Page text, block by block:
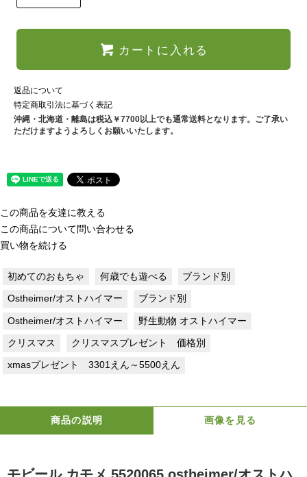
カートに入れる
返品について
特定商取引法に基づく表記
沖縄・北海道・離島は税込￥7700以上でも通常送料となります。ご了承い
ただけますようよろしくお願いいたします。
この商品を友達に教える
この商品について問い合わせる
買い物を続ける
初めてのおもちゃ 何歳でも遊べる ブランド別
Ostheimer/オストハイマー ブランド別
Ostheimer/オストハイマー 野生動物 オストハイマー
クリスマス クリスマスプレゼント 価格別
xmasプレゼント 3301えん～5500えん
商品の説明 画像を見る